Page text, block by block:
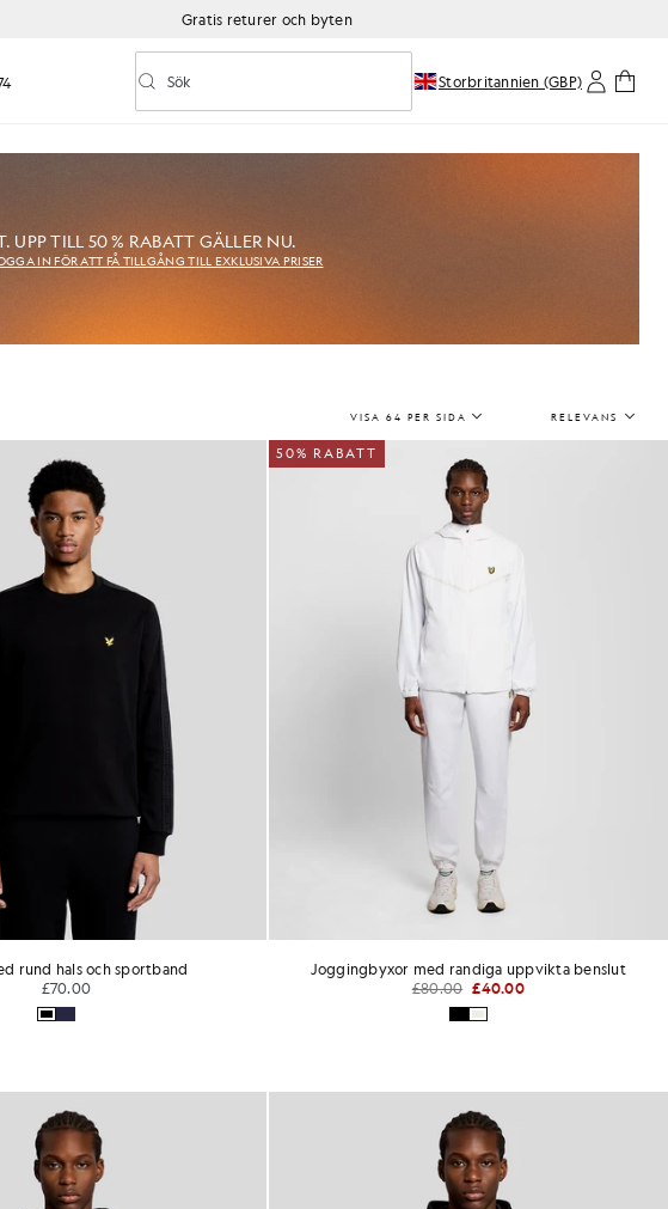
Gratis returer och byten
Aktivera/inaktivera prediktiv sökning
Sök Storbritannien (GBP)
UPP TILL 50 % RABATT GÄLLER NU.
IN FÖR ATT FÅ TILLGÅNG TILL EXKLUSIVA PRISER
VISA 64 PER SIDA RELEVANS
rund hals och sportband
£70.00
50% RABATT
Joggingbyxor med randiga uppvikta benslut
£80.00 £40.00